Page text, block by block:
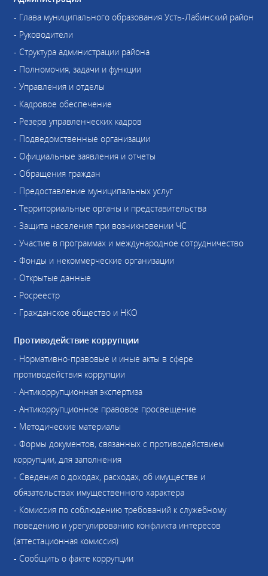
- Глава муниципального образования Усть-Лабинский район
- Руководители
- Структура администрации района
- Полномочия, задачи и функции
- Управления и отделы
- Кадровое обеспечение
- Резерв управленческих кадров
- Подведомственные организации
- Официальные заявления и отчеты
- Обращения граждан
- Предоставление муниципальных услуг
- Территориальные органы и представительства
- Защита населения при возникновении ЧС
- Участие в программах и международное сотрудничество
- Фонды и некоммерческие организации
- Открытые данные
- Росреестр
- Гражданское общество и НКО
Противодействие коррупции
- Нормативно-правовые и иные акты в сфере
противодействия коррупции
- Антикоррупционная экспертиза
- Антикоррупционное правовое просвещение
- Методические материалы
- Формы документов, связанных с противодействием
коррупции, для заполнения
- Сведения о доходах, расходах, об имуществе и
обязательствах имущественного характера
- Комиссия по соблюдению требований к служебному
поведению и урегулированию конфликта интересов
(аттестационная комиссия)
- Сообщить о факте коррупции